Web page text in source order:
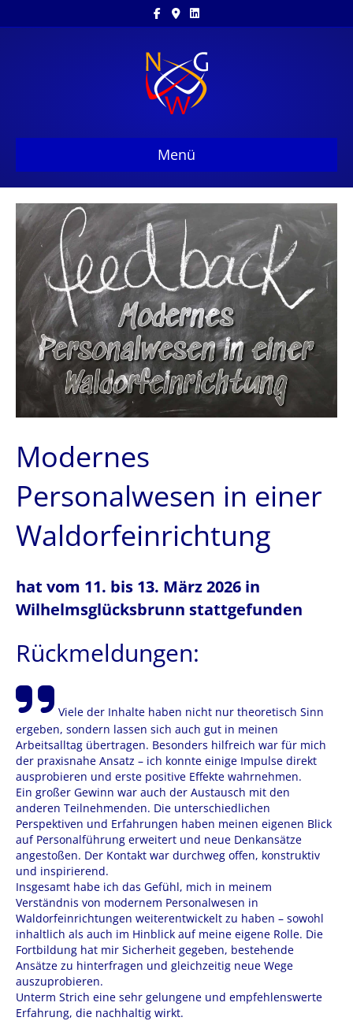
FacebookGoogle-maps
Linkedin
Menü
Modernes
Personalwesen in einer
Waldorfeinrichtung
hat vom 11. bis 13. März 2026 in
Wilhelmsglücksbrunn stattgefunden
Rückmeldungen:
Viele der Inhalte haben nicht nur theoretisch Sinn
ergeben, sondern lassen sich auch gut in meinen
Arbeitsalltag übertragen. Besonders hilfreich war für mich
der praxisnahe Ansatz – ich konnte einige Impulse direkt
ausprobieren und erste positive Effekte wahrnehmen.
Ein großer Gewinn war auch der Austausch mit den
anderen Teilnehmenden. Die unterschiedlichen
Perspektiven und Erfahrungen haben meinen eigenen Blick
auf Personalführung erweitert und neue Denkansätze
angestoßen. Der Kontakt war durchweg offen, konstruktiv
und inspirierend.
Insgesamt habe ich das Gefühl, mich in meinem
Verständnis von modernem Personalwesen in
Waldorfeinrichtungen weiterentwickelt zu haben – sowohl
inhaltlich als auch im Hinblick auf meine eigene Rolle. Die
Fortbildung hat mir Sicherheit gegeben, bestehende
Ansätze zu hinterfragen und gleichzeitig neue Wege
auszuprobieren.
Unterm Strich eine sehr gelungene und empfehlenswerte
Erfahrung, die nachhaltig wirkt.